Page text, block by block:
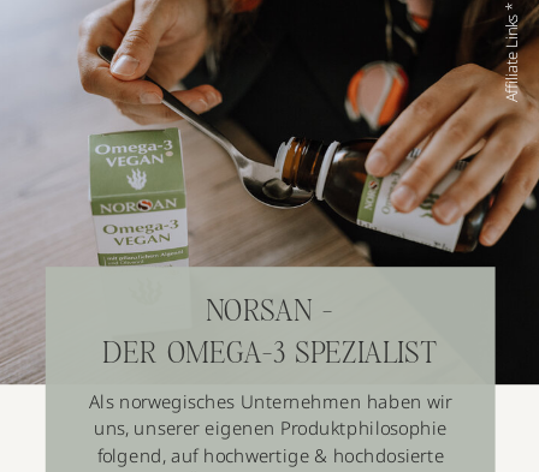
Affiliate Links *
NORSAN -
DER OMEGA-3 SPEZIALIST
Als norwegisches Unternehmen haben wir
uns, unserer eigenen Produktphilosophie
folgend, auf hochwertige & hochdosierte